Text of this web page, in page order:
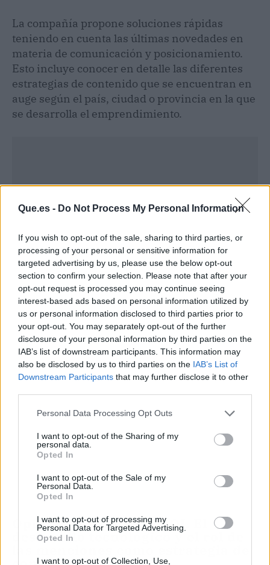
Que.es - Do Not Process My Personal Information
If you wish to opt-out of the sale, sharing to third parties, or
processing of your personal or sensitive information for
targeted advertising by us, please use the below opt-out
section to confirm your selection. Please note that after your
opt-out request is processed you may continue seeing
interest-based ads based on personal information utilized by
us or personal information disclosed to third parties prior to
your opt-out. You may separately opt-out of the further
disclosure of your personal information by third parties on the
IAB’s list of downstream participants. This information may
also be disclosed by us to third parties on the IAB’s List of
Downstream Participants that may further disclose it to other
Personal Data Processing Opt Outs
I want to opt-out of the Sharing of my
personal data.
Opted In
I want to opt-out of the Sale of my
Personal Data.
Opted In
I want to opt-out of processing my
Personal Data for Targeted Advertising.
Opted In
I want to opt-out of Collection, Use,
La compañía propone soluciones rápidas
teniendo en cuenta las últimas novedades en
materia de comunicación y posicionamiento.
Esto incluye conocer en detalle las diferentes
estrategias de contenido que se encuentran en
auge según el país, ciudad o provincia en la que
se desarrolla el emprendimiento.
Publicidad
Opiniones sobre SETROI. El
desarrollo tecnológico y el rol de